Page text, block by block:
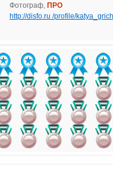
Фотограф, ПРО
http://disfo.ru /profile/